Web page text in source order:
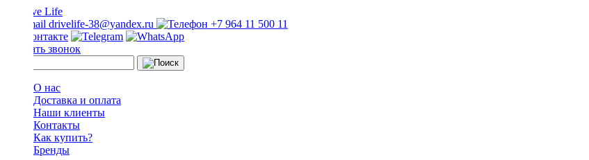
drivelife-38@yandex.ru +7 964 11 500 11
Заказать звонок
О нас
Доставка и оплата
Наши клиенты
Контакты
Как купить?
Бренды